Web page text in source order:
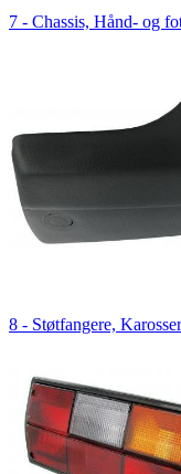
7 - Chassis, Hånd- og
8 - Støtfangere,